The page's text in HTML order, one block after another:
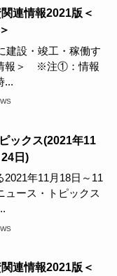
連情報2021版＜
建設・竣工・稼働す
報＞ ※注①：情報
...
ックス(2021年11
日)
2021年11月18日～11
ュース・トピックス
連情報2021版＜